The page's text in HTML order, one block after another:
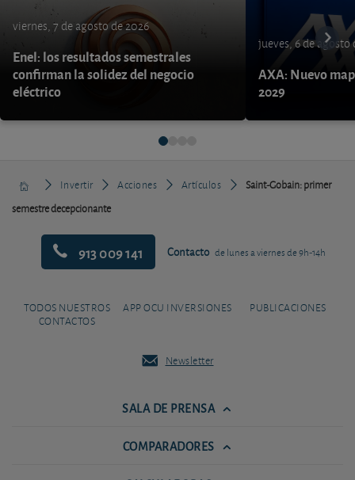
viernes, 7 de agosto de 2026
Enel: los resultados semestrales
confirman la solidez del negocio
eléctrico
jueves, 6 de agosto
AXA: Nuevo
2029
Invertir Acciones Artículos
Saint-Gobain: primer
semestre decepcionante
913 009 141 Contacto de lunes a viernes de 9h-14h
TODOS NUESTROS
CONTACTOS
APP OCU INVERSIONES PUBLICACIONES
Newsletter
SALA DE PRENSA
COMPARADORES